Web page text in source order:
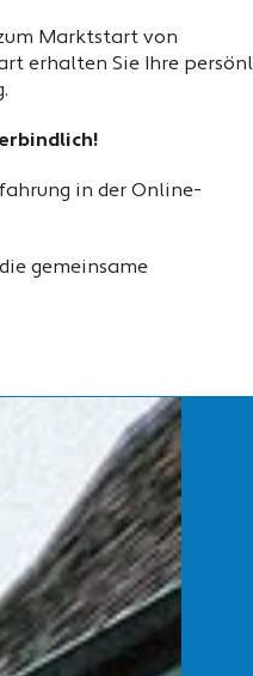
Marktstart von
erhalten Sie Ihre
in der Online-
gemeinsame